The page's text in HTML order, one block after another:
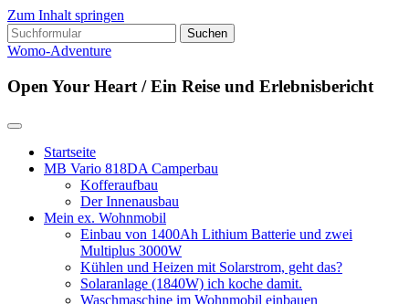
Zum Inhalt springen
Suchen
nach:
Womo-Adventure
Open Your Heart / Ein Reise und Erlebnisbericht
Startseite
MB Vario 818DA Camperbau
Kofferaufbau
Der Innenausbau
Mein ex. Wohnmobil
Einbau von 1400Ah Lithium Batterie und zwei
Multiplus 3000W
Kühlen und Heizen mit Solarstrom, geht das?
Solaranlage (1840W) ich koche damit.
Waschmaschine im Wohnmobil einbauen